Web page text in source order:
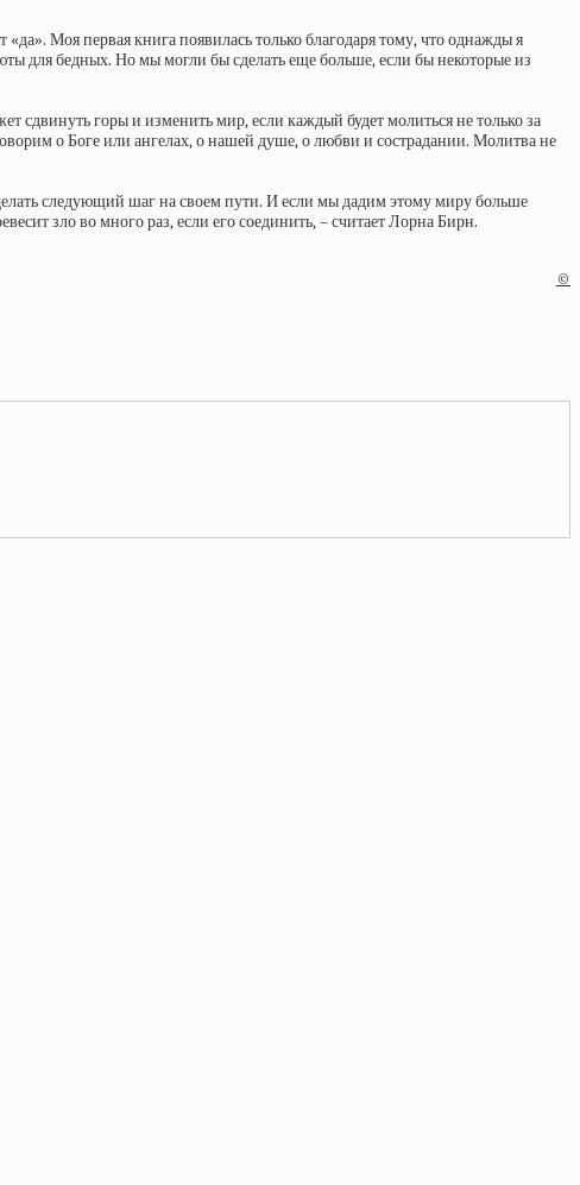
Моя первая книга появилась только благодаря тому, что однажды я
для бедных. Но мы могли бы сделать еще больше, если бы некоторые из
сдвинуть горы и изменить мир, если каждый будет молиться не только за
о Боге или ангелах, о нашей душе, о любви и сострадании. Молитва не
следующий шаг на своем пути. И если мы дадим этому миру больше
зло во много раз, если его соединить, – считает Лорна Бирн.
©